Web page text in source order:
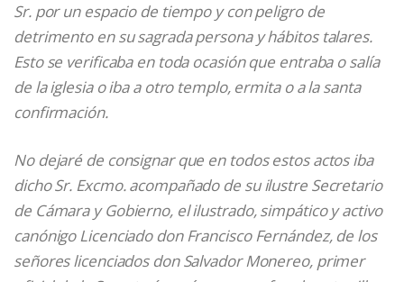
Sr. por un espacio de tiempo y con peligro de
detrimento en su sagrada persona y hábitos talares.
Esto se verificaba en toda ocasión que entraba o salía
de la iglesia o iba a otro templo, ermita o a la santa
confirmación.
No dejaré de consignar que en todos estos actos iba
dicho Sr. Excmo. acompañado de su ilustre Secretario
de Cámara y Gobierno, el ilustrado, simpático y activo
canónigo Licenciado don Francisco Fernández, de los
señores licenciados don Salvador Monereo, primer